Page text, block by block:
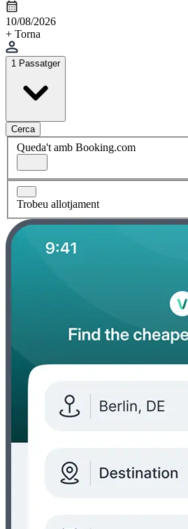
10/08/2026
+ Torna
1 Passatger
Cerca
Queda't amb Booking.com
Trobeu allotjament